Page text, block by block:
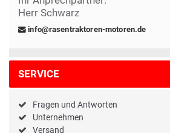
Herr Schwarz
info@rasentraktoren-motoren.de
SERVICE
Fragen und Antworten
Unternehmen
Versand